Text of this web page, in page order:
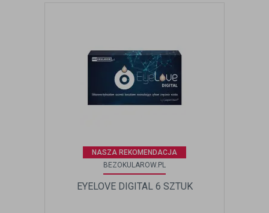
NASZA REKOMENDACJA
BEZOKULAROW.PL
EYELOVE DIGITAL 6 SZTUK